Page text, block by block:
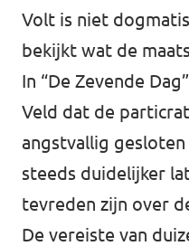
Volt is niet
bekijkt wat de
In “De Zevende
Veld dat de
angstvallig
steeds duidelijker
tevreden zijn over
De vereiste van